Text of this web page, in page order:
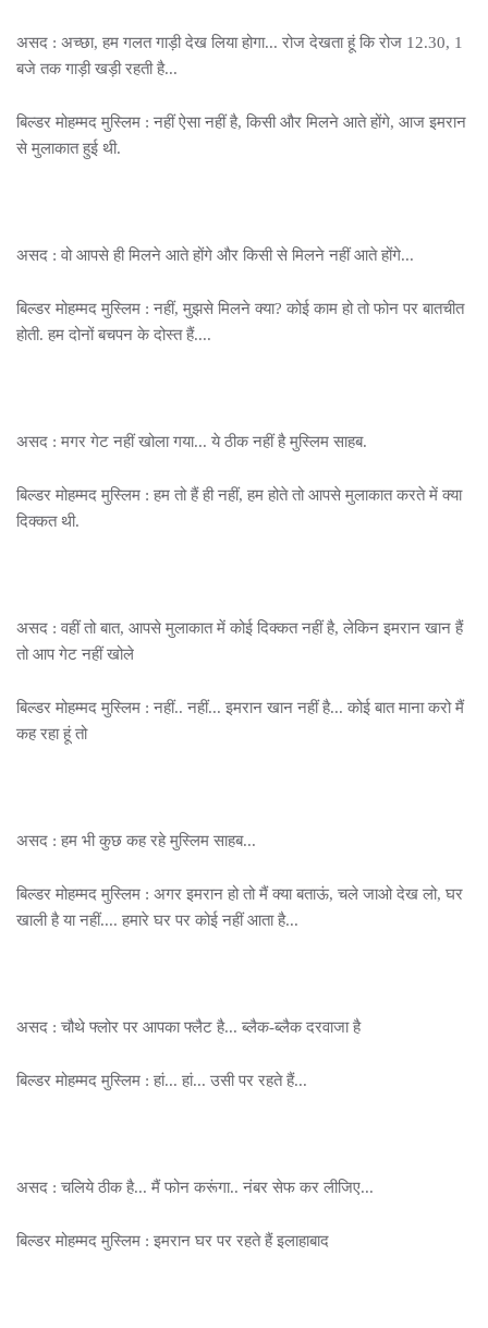
असद : अच्छा, हम गलत गाड़ी देख लिया होगा... रोज देखता हूं कि रोज 12.30, 1
बजे तक गाड़ी खड़ी रहती है...
बिल्डर मोहम्मद मुस्लिम : नहीं ऐसा नहीं है, किसी और मिलने आते होंगे, आज इमरान
से मुलाकात हुई थी.
असद : वो आपसे ही मिलने आते होंगे और किसी से मिलने नहीं आते होंगे...
बिल्डर मोहम्मद मुस्लिम : नहीं, मुझसे मिलने क्या? कोई काम हो तो फोन पर बातचीत
होती. हम दोनों बचपन के दोस्त हैं....
असद : मगर गेट नहीं खोला गया... ये ठीक नहीं है मुस्लिम साहब.
बिल्डर मोहम्मद मुस्लिम : हम तो हैं ही नहीं, हम होते तो आपसे मुलाकात करते में क्या
दिक्कत थी.
असद : वहीं तो बात, आपसे मुलाकात में कोई दिक्कत नहीं है, लेकिन इमरान खान हैं
तो आप गेट नहीं खोले
बिल्डर मोहम्मद मुस्लिम : नहीं.. नहीं... इमरान खान नहीं है... कोई बात माना करो मैं
कह रहा हूं तो
असद : हम भी कुछ कह रहे मुस्लिम साहब...
बिल्डर मोहम्मद मुस्लिम : अगर इमरान हो तो मैं क्या बताऊं, चले जाओ देख लो, घर
खाली है या नहीं.... हमारे घर पर कोई नहीं आता है...
असद : चौथे फ्लोर पर आपका फ्लैट है... ब्लैक-ब्लैक दरवाजा है
बिल्डर मोहम्मद मुस्लिम : हां... हां... उसी पर रहते हैं...
असद : चलिये ठीक है... मैं फोन करूंगा.. नंबर सेफ कर लीजिए...
बिल्डर मोहम्मद मुस्लिम : इमरान घर पर रहते हैं इलाहाबाद